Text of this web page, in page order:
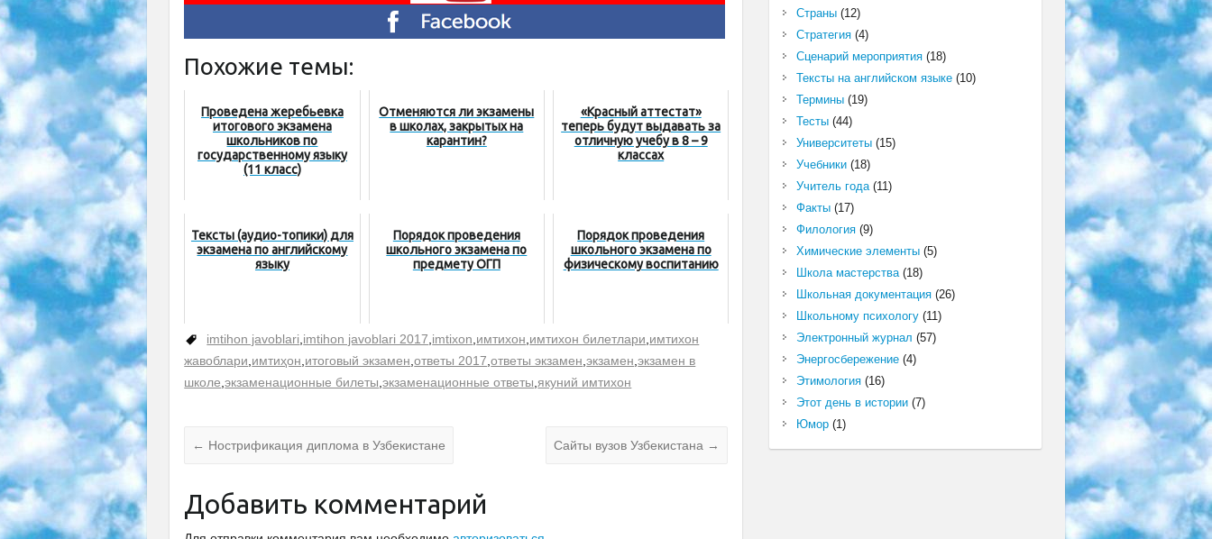
Похожие темы:
Проведена жеребьевка
итогового экзамена
школьников по
государственному языку
(11 класс)
Отменяются ли экзамены
в школах, закрытых на
карантин?
«Красный аттестат»
теперь будут выдавать за
отличную учебу в 8 – 9
классах
Тексты (аудио-топики) для
экзамена по английскому
языку
Порядок проведения
школьного экзамена по
предмету ОГП
Порядок проведения
школьного экзамена по
физическому воспитанию
imtihon javoblari,imtihon javoblari 2017,imtixon,имтихон,имтихон билетлари,имтихон
жавоблари,имтиҳон,итоговый экзамен,ответы 2017,ответы экзамен,экзамен,экзамен в
школе,экзаменационные билеты,экзаменационные ответы,якуний имтихон
← Нострификация диплома в Узбекистане Сайты вузов Узбекистана →
Добавить комментарий
Страны(12)
Стратегия(4)
Сценарий мероприятия(18)
Тексты на английском языке(10)
Термины(19)
Тесты(44)
Университеты(15)
Учебники(18)
Учитель года(11)
Факты(17)
Филология(9)
Химические элементы(5)
Школа мастерства(18)
Школьная документация(26)
Школьному психологу(11)
Электронный журнал (57)
Энергосбережение(4)
Этимология(16)
Этот день в истории(7)
Юмор(1)